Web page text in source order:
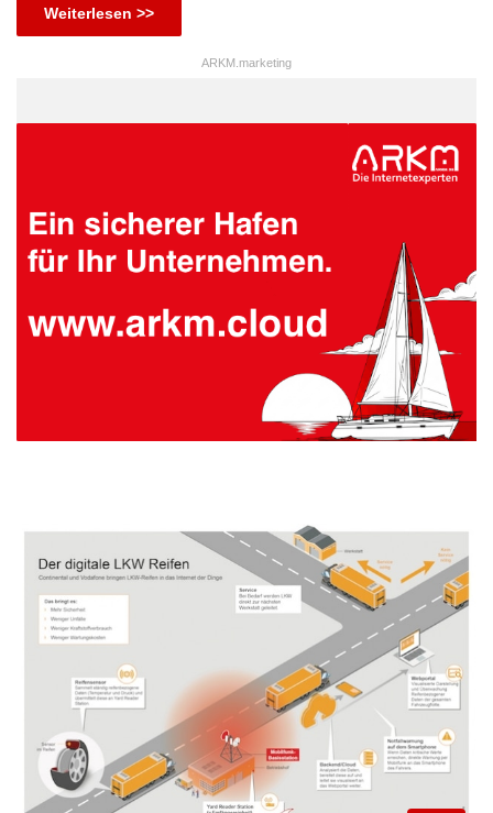
Weiterlesen >>
ARKM.marketing